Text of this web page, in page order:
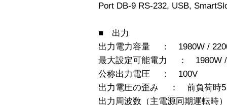
Port DB-9 RS-232, USB,
■ 出力
出力電力容量 ： 1980W /
最大設定可能電力 ： 1980W /
公称出力電圧 ： 100V
出力電圧の歪み ： 前負荷時5
出力周波数（主電源同期運転